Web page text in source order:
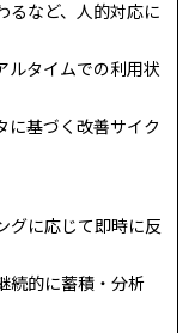
るなど、人的対応に
ルタイムでの利用状
に基づく改善サイク
グに応じて即時に反
続的に蓄積・分析